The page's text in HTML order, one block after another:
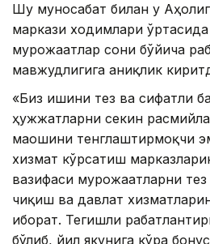
Шу муносабат билан у
маркази ходимлари
мурожаатлар сони бўйича
мавжудлигига аниқлик
«Биз ишини тез ва сифатли
ҳужжатларни секин
маошини тенглаштирмоқчи
хизмат кўрсатиш
вазифаси мурожаатларни
чиқиш ва давлат
иборат. Тегишли
бўлиб, йил якунига кўра